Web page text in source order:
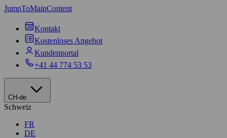
JumpToMainContent
Kontakt
Kostenloses Angebot
Kundenportal
+41 44 774 53 53
CH-de
Schweiz
FR
DE